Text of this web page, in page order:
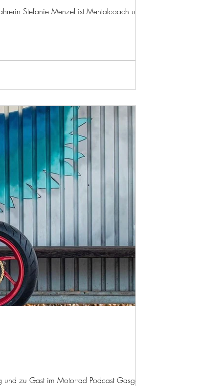
Stefanie Menzel ist Mentalcoach und
zu Gast im Motorrad Podcast Gasgeflüster.